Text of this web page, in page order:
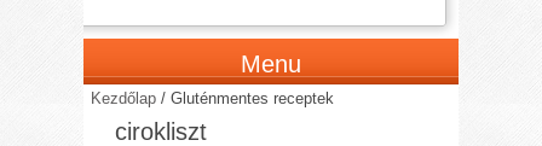
Menu
Kezdőlap /Gluténmentes receptek
cirokliszt